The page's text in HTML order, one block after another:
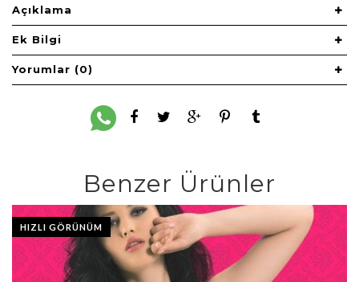
Açıklama
Ek Bilgi
Yorumlar (0)
Benzer Ürünler
HIZLI GÖRÜNÜM